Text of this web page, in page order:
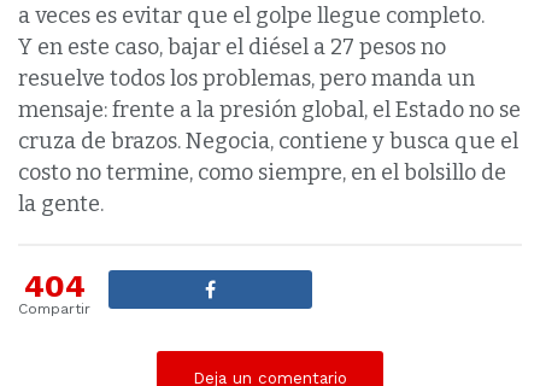
a veces es evitar que el golpe llegue completo.
Y en este caso, bajar el diésel a 27 pesos no
resuelve todos los problemas, pero manda un
mensaje: frente a la presión global, el Estado no se
cruza de brazos. Negocia, contiene y busca que el
costo no termine, como siempre, en el bolsillo de
la gente.
404
Compartir
Deja un comentario